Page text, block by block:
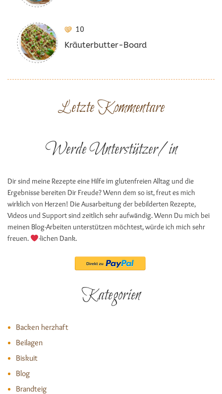
10
Kräuterbutter-Board
Letzte Kommentare
Werde Unterstützer/in
Dir sind meine Rezepte eine Hilfe im glutenfreien Alltag und die
Ergebnisse bereiten Dir Freude? Wenn dem so ist, freut es mich
wirklich von Herzen! Die Ausarbeitung der bebilderten Rezepte,
Videos und Support sind zeitlich sehr aufwändig. Wenn Du mich bei
meinen Blog-Arbeiten unterstützen möchtest, würde ich mich sehr
freuen.
-lichen Dank.
Kategorien
Backen herzhaft
Beilagen
Biskuit
Blog
Brandteig